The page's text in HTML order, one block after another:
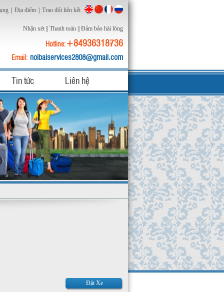
Địa điểm Trao đổi liên kết
Nhận xét Thanh toán Đảm bảo hài lòng
Hotline:+84936318736
Email: noibaiservices2808@gmail.com
Tin tức Liên hệ
Đặt Xe